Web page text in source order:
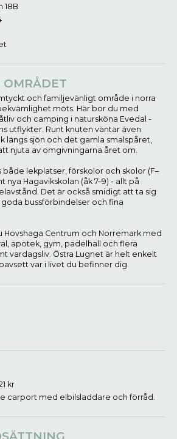
18B
och familjevänligt område i norra
möts. Här bor du med
och camping i natursköna Evedal -
utflykter. Runt knuten väntar även
längs sjön och det gamla smalspåret,
njuta av omgivningarna året om.
både lekplatser, förskolor och skolor (F–
nya Hagavikskolan (åk 7–9) - allt på
Det är också smidigt att ta sig
bussförbindelser och fina
Hovshaga Centrum och Norremark med
apotek, gym, padelhall och flera
vardagsliv. Östra Lugnet är helt enkelt
var i livet du befinner dig.
kr
carport med elbilsladdare och förråd.